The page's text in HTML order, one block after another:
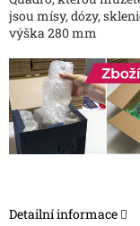
jsou mísy, dózy,
výška 280 mm
Detailní informace